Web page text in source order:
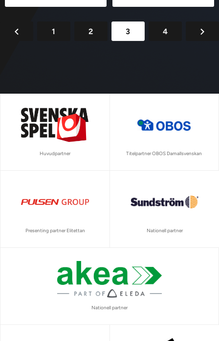
1 2 3 4
Huvudpartner Titelpartner OBOS Damallsvenskan
Presenting partner Elitettan Nationell partner
Nationell partner